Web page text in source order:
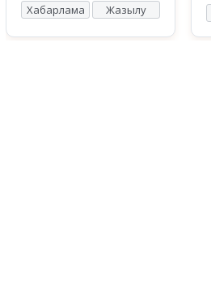
Хабарлама Жазылу